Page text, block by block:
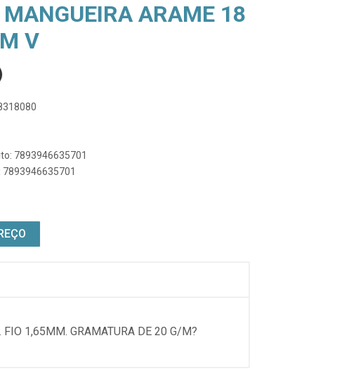
ARAME 18
V
7893946635701
7893946635701
FIO 1,65MM. GRAMATURA DE 20 G/M?